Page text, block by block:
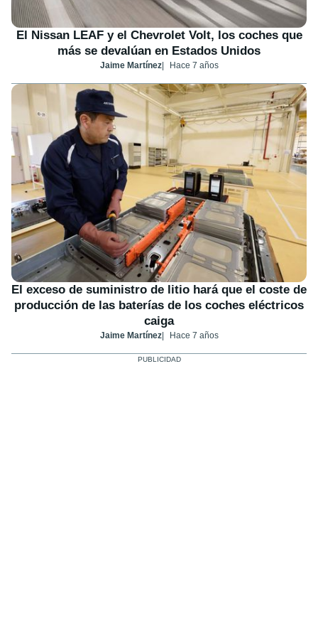
El Nissan LEAF y el Chevrolet Volt, los coches que
más se devalúan en Estados Unidos
Jaime Martínez Hace 7 años
El exceso de suministro de litio hará que el coste de
producción de las baterías de los coches eléctricos
caiga
Jaime Martínez Hace 7 años